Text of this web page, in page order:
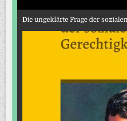
Die ungeklärte Frage der